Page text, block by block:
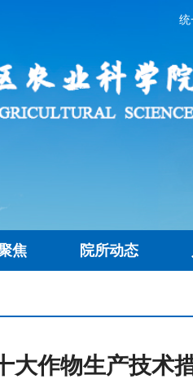
统
焦 院所动态
大作物生产技术